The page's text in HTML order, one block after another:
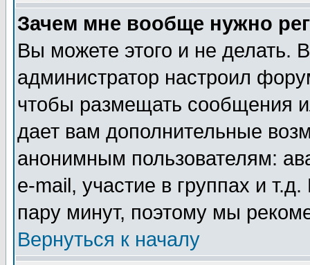
Зачем мне вообще нужно
Вы можете этого и не делать.
администратор настроил
чтобы размещать сообщения
дает вам дополнительные
анонимным пользователям:
e-mail, участие в группах и
пару минут, поэтому мы
Вернуться к началу